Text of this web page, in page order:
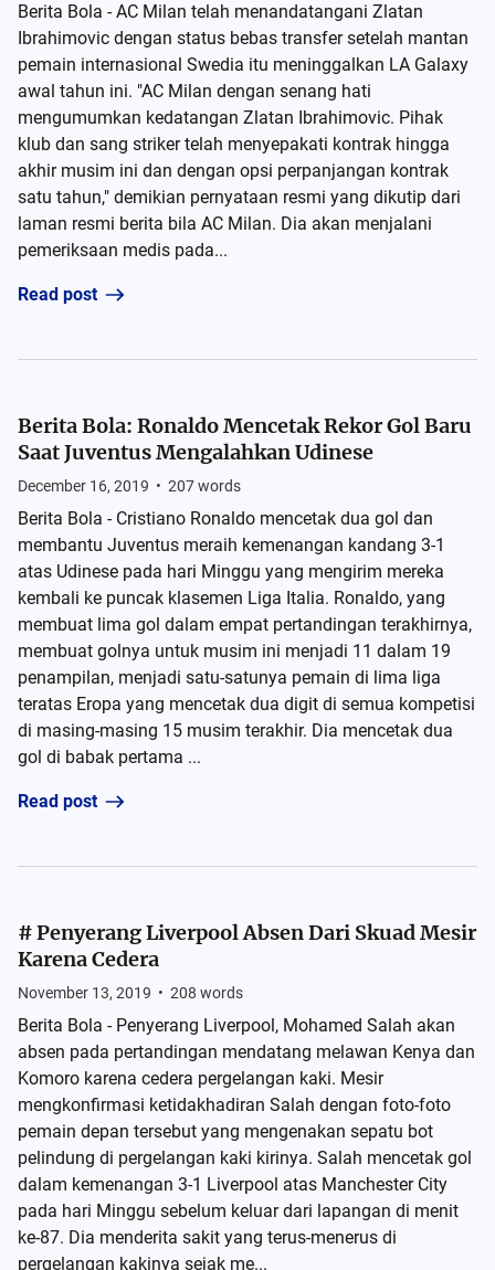
Berita Bola - AC Milan telah menandatangani Zlatan
Ibrahimovic dengan status bebas transfer setelah mantan
pemain internasional Swedia itu meninggalkan LA Galaxy
awal tahun ini. "AC Milan dengan senang hati
mengumumkan kedatangan Zlatan Ibrahimovic. Pihak
klub dan sang striker telah menyepakati kontrak hingga
akhir musim ini dan dengan opsi perpanjangan kontrak
satu tahun," demikian pernyataan resmi yang dikutip dari
laman resmi berita bila AC Milan. Dia akan menjalani
pemeriksaan medis pada...
Read post
Berita Bola: Ronaldo Mencetak Rekor Gol Baru
Saat Juventus Mengalahkan Udinese
December 16, 2019 • 207words
Berita Bola - Cristiano Ronaldo mencetak dua gol dan
membantu Juventus meraih kemenangan kandang 3-1
atas Udinese pada hari Minggu yang mengirim mereka
kembali ke puncak klasemen Liga Italia. Ronaldo, yang
membuat lima gol dalam empat pertandingan terakhirnya,
membuat golnya untuk musim ini menjadi 11 dalam 19
penampilan, menjadi satu-satunya pemain di lima liga
teratas Eropa yang mencetak dua digit di semua kompetisi
di masing-masing 15 musim terakhir. Dia mencetak dua
gol di babak pertama ...
Read post
# Penyerang Liverpool Absen Dari Skuad Mesir
Karena Cedera
November 13, 2019 • 208 words
Berita Bola - Penyerang Liverpool, Mohamed Salah akan
absen pada pertandingan mendatang melawan Kenya dan
Komoro karena cedera pergelangan kaki. Mesir
mengkonfirmasi ketidakhadiran Salah dengan foto-foto
pemain depan tersebut yang mengenakan sepatu bot
pelindung di pergelangan kaki kirinya. Salah mencetak gol
dalam kemenangan 3-1 Liverpool atas Manchester City
pada hari Minggu sebelum keluar dari lapangan di menit
ke-87. Dia menderita sakit yang terus-menerus di
pergelangan kakinya sejak me...